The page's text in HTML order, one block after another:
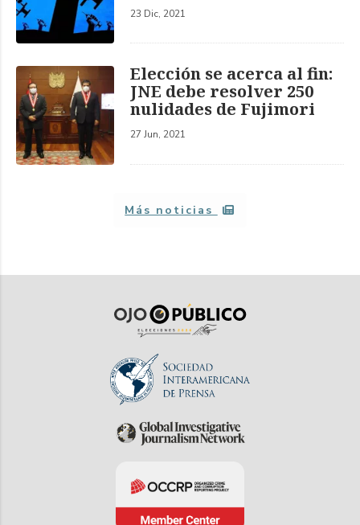
23 Dic, 2021
Elección se acerca al fin:
JNE debe resolver 250
nulidades de Fujimori
27 Jun, 2021
Más noticias